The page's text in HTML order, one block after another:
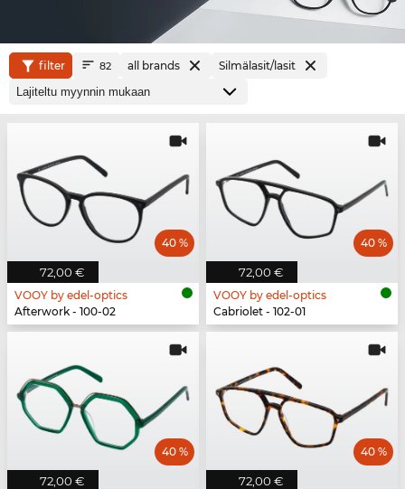
filter 82 all brands Silmälasit/lasit
72,00 €
40 %
VOOY by edel-optics
Afterwork - 100-02
72,00 €
40 %
VOOY by edel-optics
Cabriolet - 102-01
72,00 €
40 %
72,00 €
40 %